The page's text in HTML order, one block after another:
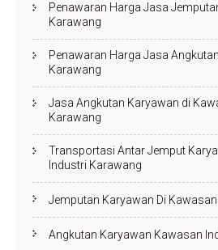
Penawaran Harga Jasa
Karawang
Penawaran Harga Jasa
Karawang
Jasa Angkutan Karyawan di
Karawang
Transportasi Antar Jemput
Industri Karawang
Jemputan Karyawan Di
Angkutan Karyawan Kawasan